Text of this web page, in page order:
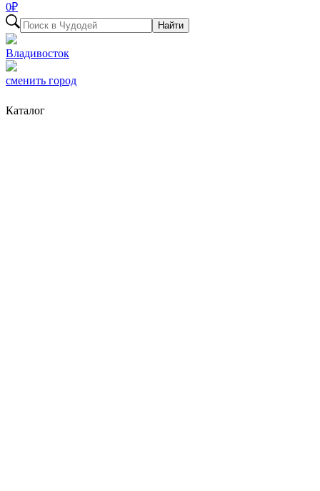
0₽
Найти
Владивосток
сменить город
Каталог